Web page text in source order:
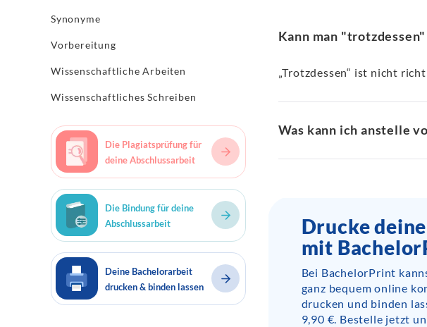
Synonyme
Vorbereitung
Wissenschaftliche Arbeiten
Wissenschaftliches Schreiben
Die Plagiatsprüfung für
deine Abschlussarbeit
Die Bindung für deine
Abschlussarbeit
Deine Bachelorarbeit
drucken & binden lassen
Kann man "trotzdessen"
„Trotzdessen“ ist nicht
Was kann ich anstelle
Drucke
mit
Bei BachelorPrint
ganz bequem online
drucken und binden
9,90 €. Bestelle jetzt